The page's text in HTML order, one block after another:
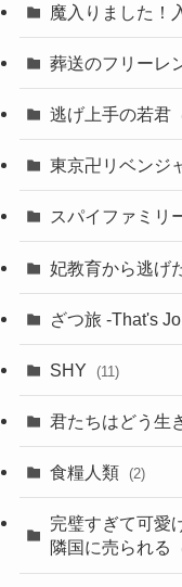
魔入りました！
葬送のフリーレ
逃げ上手の若君
東京卍リベンジ
スパイファミリ
妃教育から逃げ
ざつ旅 -That's
SHY (11)
君たちはどう生
食糧人類 (2)
完璧すぎて可愛
隣国に売られる